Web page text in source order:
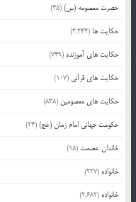
حضرت معصومه (س)(45)
حکایت ها (2,244)
حکایت های آموزنده (749)
حکایت های قرآنی (107)
حکایت های معصومین (838)
حکومت جهانی امام زمان (عج)(24)
خاندان عصمت (15)
خانواده (227)
خانواده (2,682)